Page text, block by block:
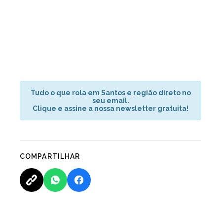
Tudo o que rola em Santos e região direto no
seu email.
Clique e assine a nossa newsletter gratuita!
COMPARTILHAR